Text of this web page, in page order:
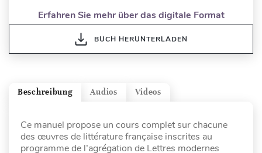
Erfahren Sie mehr über das digitale Format
BUCH HERUNTERLADEN
Videos
Audios
Beschreibung
Ce manuel propose un cours complet sur chacune
des œuvres de littérature française inscrites au
programme de l’agrégation de Lettres modernes